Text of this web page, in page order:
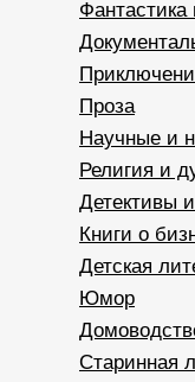
Проза
Научные и
Религия и
Детективы
Книги о
Детская
Юмор
Старинная